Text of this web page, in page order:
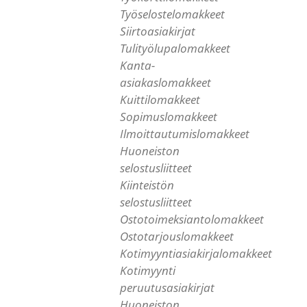
Työselostelomakkeet
Siirtoasiakirjat
Tulityölupalomakkeet
Kanta-
asiakaslomakkeet
Kuittilomakkeet
Sopimuslomakkeet
Ilmoittautumislomakkeet
Huoneiston
selostusliitteet
Kiinteistön
selostusliitteet
Ostotoimeksiantolomakkeet
Ostotarjouslomakkeet
Kotimyyntiasiakirjalomakkeet
Kotimyynti
peruutusasiakirjat